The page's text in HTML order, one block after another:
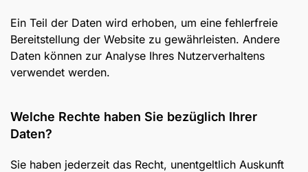
Ein Teil der Daten wird erhoben, um eine fehlerfreie
Bereitstellung der Website zu gewährleisten. Andere
Daten können zur Analyse Ihres Nutzerverhaltens
verwendet werden.
Welche Rechte haben Sie bezüglich Ihrer
Daten?
Sie haben jederzeit das Recht, unentgeltlich Auskunft